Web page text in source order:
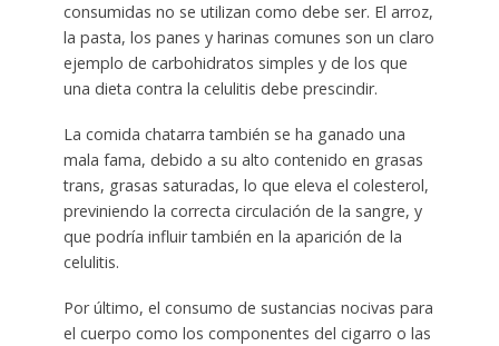
consumidas no se utilizan como debe ser. El arroz,
la pasta, los panes y harinas comunes son un claro
ejemplo de carbohidratos simples y de los que
una dieta contra la celulitis debe prescindir.
La comida chatarra también se ha ganado una
mala fama, debido a su alto contenido en grasas
trans, grasas saturadas, lo que eleva el colesterol,
previniendo la correcta circulación de la sangre, y
que podría influir también en la aparición de la
celulitis.
Por último, el consumo de sustancias nocivas para
el cuerpo como los componentes del cigarro o las